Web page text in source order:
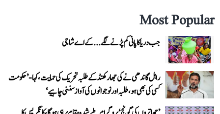
Most Popular
جب دریا کا پانی کم پڑنے لگے...کے اے شاجی
راہل گاندھی نے کی جھارکھنڈ کے طلبہ تحریک کی حمایت، کہا- ’حکومت
کسی کی بھی ہو، طلبہ اور نوجوانوں کی آواز سننی چاہیے‘